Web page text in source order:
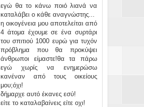
εγώ θα το κάνω ποιό λιανά να
καταλάβει ο κάθε αναγνώστης...
η οικογένεια μου αποτελείται από
4 άτομα έχουμε σε ένα συρτάρι
του σπιτιού 1000 ευρώ για τυχόν
πρόβλημα που θα προκύψει
άνθρωποι είμαστε!θα τα πάρω
εγώ χωρίς να ενημερώσω
κανέναν από τους οικείους
μου;όχι!
δήμαρχε αυτό έκανες εσύ!
είτε το καταλαβαίνεις είτε οχι!